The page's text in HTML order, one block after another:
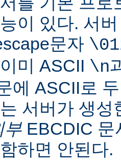
이 있다. 서
문자
미 ASCII \n
에 ASCII로
서버가 생
부EBCDIC 문
하면 안된다.